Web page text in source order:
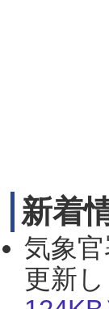
新着
気象
更新